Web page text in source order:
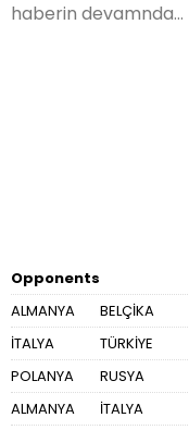
haberin devamnda…
Opponents
ALMANYA
BELÇİKA
İTALYA
TÜRKİYE
POLANYA
RUSYA
ALMANYA
İTALYA